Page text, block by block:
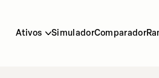
Ativos SimuladorComparador